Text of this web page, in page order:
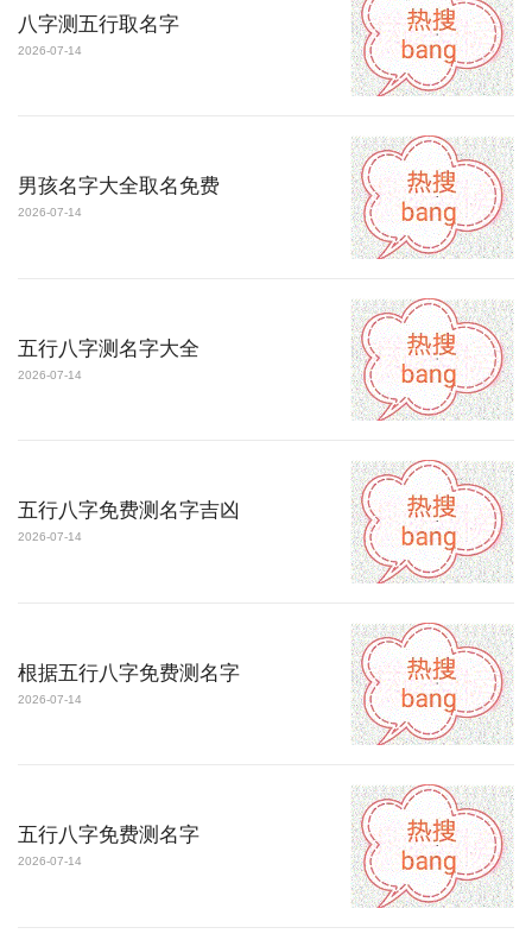
八字测五行取名字
2026-07-14
男孩名字大全取名免费
2026-07-14
五行八字测名字大全
2026-07-14
五行八字免费测名字吉凶
2026-07-14
根据五行八字免费测名字
2026-07-14
五行八字免费测名字
2026-07-14